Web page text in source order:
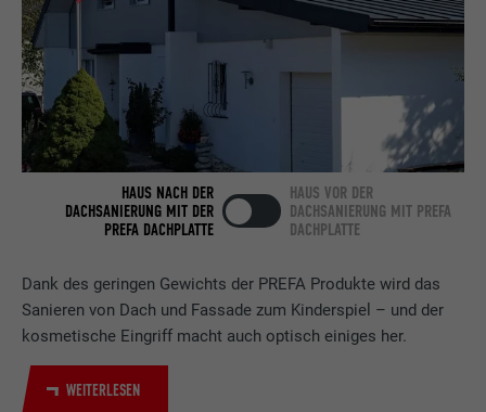
Dank des geringen Gewichts der PREFA Produkte wird das
Sanieren von Dach und Fassade zum Kinderspiel – und der
kosmetische Eingriff macht auch optisch einiges her.
WEITERLESEN
HAUS NACH DER
DACHSANIERUNG MIT DER
PREFA DACHPLATTE
HAUS VOR DER
DACHSANIERUNG MIT PREFA
DACHPLATTE
Zweck
Verwendet vom Social-Networking-Dienst
Verwendung von eingebetteten
Dienstleistungen.
Name bscookie
Anbieter LinkedIn
Zweck
Verwendet vom Social-Networking-Dienst
LinkedIn für die Verfolgung der